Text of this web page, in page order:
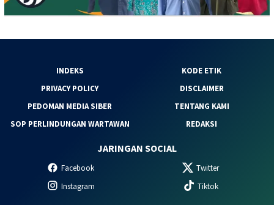
INDEKS
KODE ETIK
PRIVACY POLICY
DISCLAIMER
PEDOMAN MEDIA SIBER
TENTANG KAMI
SOP PERLINDUNGAN WARTAWAN
REDAKSI
JARINGAN SOCIAL
Facebook
Twitter
Instagram
Tiktok